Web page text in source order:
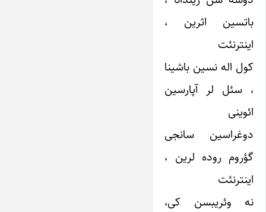
باتسین اثرین ،
اینترنئت
کول اله نسین باشینا
، سئل لر آپارسین
ائوینی
دوغراسین سانجی
گؤروم روده لرین ،
اینترنئت
نه ‌وئریبسن کی،